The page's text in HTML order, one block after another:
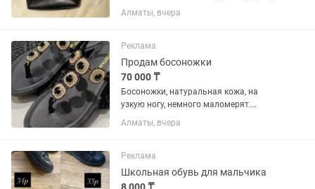
раз на выход. Куплен в Турции за
Алматы, вчера
Реклама
Продам босоножки
70 000 ₸
Босоножки, натуральная кожа, на
узкую ногу, немного маломерят.
Идеально подойдут на 36,5. Италия,
бренд POSITANO. Покупались со
Алматы, вчера
Реклама
Школьная обувь для мальчика